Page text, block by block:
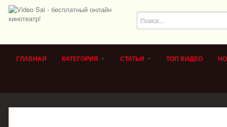
ГЛАВНАЯ КАТЕГОРИЯ СТАТЬИ ТОП ВИДЕО